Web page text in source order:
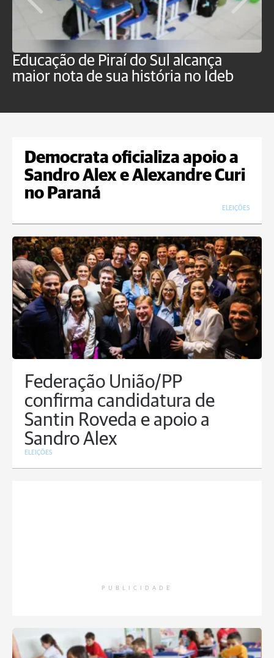
Educação de Piraí do Sul alcança
maior nota de sua história no Ideb
Democrata oficializa apoio a
Sandro Alex e Alexandre Curi
no Paraná
ELEIÇÕES
Federação União/PP
confirma candidatura de
Santin Roveda e apoio a
Sandro Alex
ELEIÇÕES
PUBLICIDADE